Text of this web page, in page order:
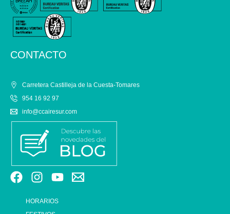
CONTACTO
Carretera Castilleja de la Cuesta-Tomares
954 16 92 97
info@ccairesur.com
HORARIOS